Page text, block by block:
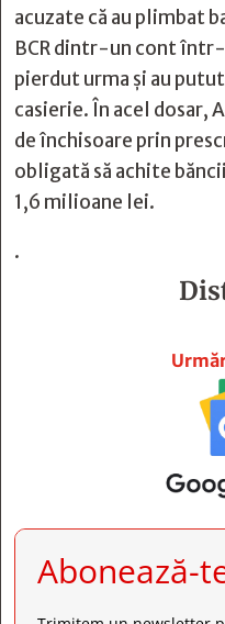
acuzate că au plimbat
BCR dintr-un cont
pierdut urma şi au
casierie. În acel dosar,
de închisoare prin
obligată să achite
1,6 milioane lei.
.
Abonează-